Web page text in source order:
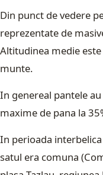
Din punct de vedere
reprezentate de
Altitudinea medie
munte.
In genereal pantele
maxime de pana la
In perioada
satul era comuna